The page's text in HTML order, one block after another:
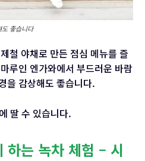
좋습니다
철 야채로 만든 점심 메뉴를 즐
루인 엔가와에서 부드러운 바람
을 감상해도 좋습니다.
딸 수 있습니다.
하는 녹차 체험 – 시